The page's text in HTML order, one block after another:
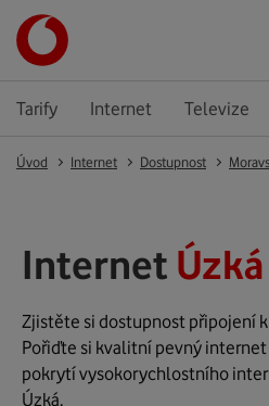
Tarify Internet Televize
Úvod Internet Dostupnost
Internet
Zjistěte si dostupnost připojení
Pořiďte si kvalitní pevný
pokrytí vysokorychlostního
Úzká.